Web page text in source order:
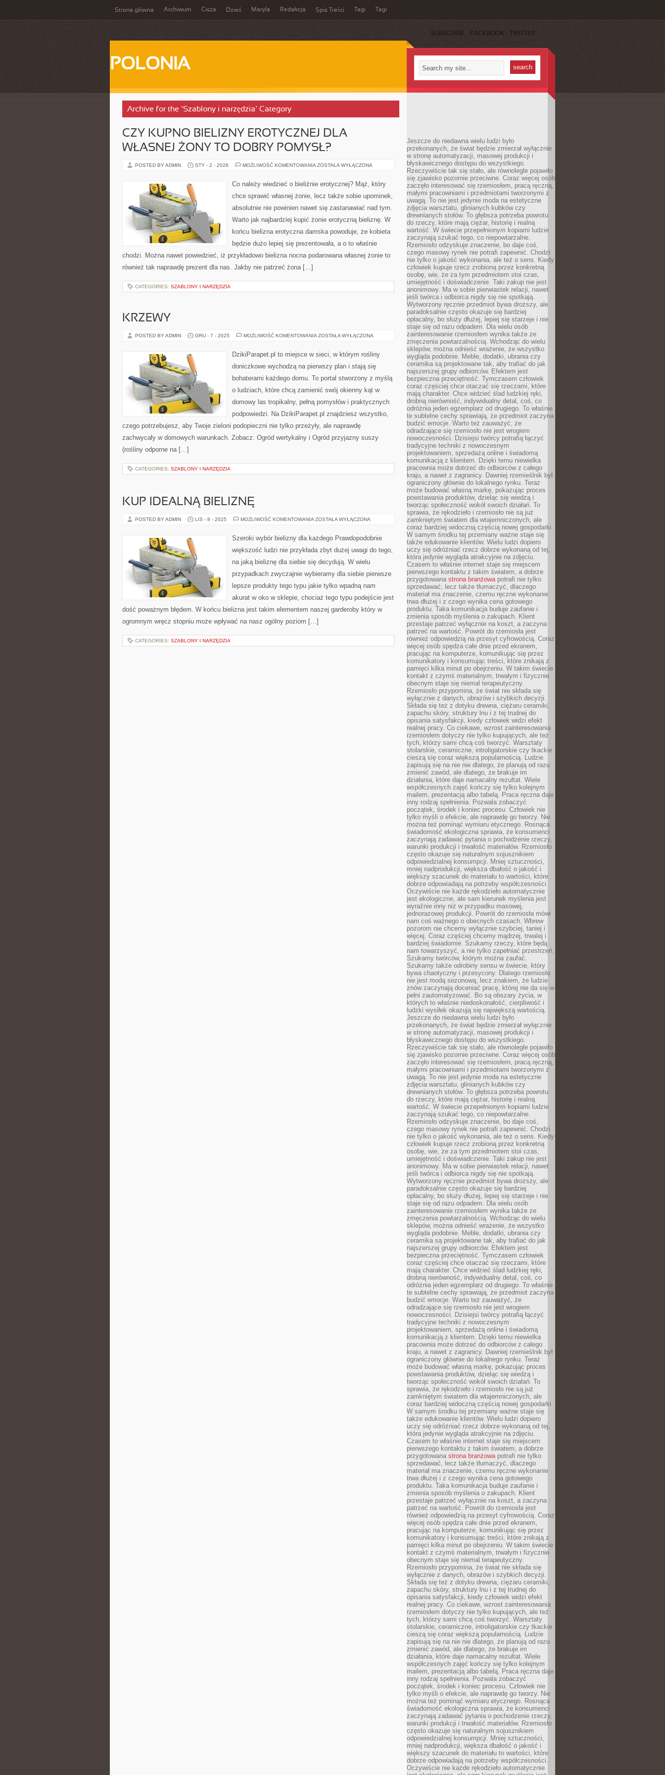
Strona główna Archiwum Cisza Dzień Maryla Redakcja Spis Treści Tagi Tagi
SUBSCRIBE FACEBOOK TWITTER
POLONIA
Archive for the ‘Szablony i narzędzia’ Category
CZY KUPNO BIELIZNY EROTYCZNEJ DLA
WŁASNEJ ŻONY TO DOBRY POMYSŁ?
POSTED BY ADMIN STY - 2 - 2026 MOŻLIWOŚĆ KOMENTOWANIA CZY
EROTYCZNEJ
DLA
ŻONY
DOBRY
ZOSTAŁA WYŁĄCZONA
Co należy wiedzieć o bieliźnie erotycznej? Mąż, który
chce sprawić własnej żonie, lecz także sobie upominek,
absolutnie nie powinien nawet się zastanawiać nad tym.
Warto jak najbardziej kupić żonie erotyczną bieliznę. W
końcu bielizna erotyczna damska powoduje, że kobieta
będzie dużo lepiej się prezentowała, a o to właśnie
chodzi. Można nawet powiedzieć, iż przykładowo bielizna nocna podarowana własnej żonie to
również tak naprawdę prezent dla nas. Jakby nie patrzeć żona […]
CATEGORIES: SZABLONY I NARZĘDZIA
KRZEWY
POSTED BY ADMIN GRU - 7 - 2025 MOŻLIWOŚĆ KOMENTOWANIA KRZEWY
ZOSTAŁA WYŁĄCZONA
DzikiParapet.pl to miejsce w sieci, w którym rośliny
doniczkowe wychodzą na pierwszy plan i stają się
bohaterami każdego domu. To portal stworzony z myślą
o ludziach, które chcą zamienić swój okienny kąt w
domowy las tropikalny, pełną pomysłów i praktycznych
podpowiedzi. Na DzikiParapet.pl znajdziesz wszystko,
czego potrzebujesz, aby Twoje zieloni podopieczni nie tylko przeżyły, ale naprawdę
zachwycały w domowych warunkach. Zobacz: Ogród wertykalny i Ogród przyjazny suszy
(rośliny odporne na […]
CATEGORIES: SZABLONY I NARZĘDZIA
KUP IDEALNĄ BIELIZNĘ
POSTED BY ADMIN LIS - 8 - 2025 MOŻLIWOŚĆ KOMENTOWANIA KUP
ZOSTAŁA WYŁĄCZONA
Szeroki wybór bielizny dla każdego Prawdopodobnie
większość ludzi nie przykłada zbyt dużej uwagi do tego,
na jaką bieliznę dla siebie się decydują. W wielu
przypadkach zwyczajnie wybieramy dla siebie pierwsze
lepsze produkty tego typu jakie tylko wpadną nam
akurat w oko w sklepie, chociaż tego typu podejście jest
dość poważnym błędem. W końcu bielizna jest takim elementem naszej garderoby który w
ogromnym wręcz stopniu może wpływać na nasz ogólny poziom […]
CATEGORIES: SZABLONY I NARZĘDZIA
Jeszcze do niedawna wielu ludzi było
przekonanych, że świat będzie zmierzał wyłącznie
w stronę automatyzacji, masowej produkcji i
błyskawicznego dostępu do wszystkiego.
Rzeczywiście tak się stało, ale równolegle pojawiło
się zjawisko pozornie przeciwne. Coraz więcej osób
zaczęło interesować się rzemiosłem, pracą ręczną,
małymi pracowniami i przedmiotami tworzonymi z
uwagą. To nie jest jedynie moda na estetyczne
zdjęcia warsztatu, glinianych kubków czy
drewnianych stołów. To głębsza potrzeba powrotu
do rzeczy, które mają ciężar, historię i realną
wartość. W świecie przepełnionym kopiami ludzie
zaczynają szukać tego, co niepowtarzalne.
Rzemiosło odzyskuje znaczenie, bo daje coś,
czego masowy rynek nie potrafi zapewnić. Chodzi
nie tylko o jakość wykonania, ale też o sens. Kiedy
człowiek kupuje rzecz zrobioną przez konkretną
osobę, wie, że za tym przedmiotem stoi czas,
umiejętność i doświadczenie. Taki zakup nie jest
anonimowy. Ma w sobie pierwiastek relacji, nawet
jeśli twórca i odbiorca nigdy się nie spotkają.
Wytworzony ręcznie przedmiot bywa droższy, ale
paradoksalnie często okazuje się bardziej
opłacalny, bo służy dłużej, lepiej się starzeje i nie
staje się od razu odpadem. Dla wielu osób
zainteresowanie rzemiosłem wynika także ze
zmęczenia powtarzalnością. Wchodząc do wielu
sklepów, można odnieść wrażenie, że wszystko
wygląda podobnie. Meble, dodatki, ubrania czy
ceramika są projektowane tak, aby trafiać do jak
najszerszej grupy odbiorców. Efektem jest
bezpieczna przeciętność. Tymczasem człowiek
coraz częściej chce otaczać się rzeczami, które
mają charakter. Chce widzieć ślad ludzkiej ręki,
drobną nierówność, indywidualny detal, coś, co
odróżnia jeden egzemplarz od drugiego. To właśnie
te subtelne cechy sprawiają, że przedmiot zaczyna
budzić emocje. Warto też zauważyć, że
odradzające się rzemiosło nie jest wrogiem
nowoczesności. Dzisiejsi twórcy potrafią łączyć
tradycyjne techniki z nowoczesnym
projektowaniem, sprzedażą online i świadomą
komunikacją z klientem. Dzięki temu niewielka
pracownia może dotrzeć do odbiorców z całego
kraju, a nawet z zagranicy. Dawniej rzemieślnik był
ograniczony głównie do lokalnego rynku. Teraz
może budować własną markę, pokazując proces
powstawania produktów, dzieląc się wiedzą i
tworząc społeczność wokół swoich działań. To
sprawia, że rękodzieło i rzemiosło nie są już
zamkniętym światem dla wtajemniczonych, ale
coraz bardziej widoczną częścią nowej gospodarki.
W samym środku tej przemiany ważne staje się
także edukowanie klientów. Wielu ludzi dopiero
uczy się odróżniać rzecz dobrze wykonaną od tej,
która jedynie wygląda atrakcyjnie na zdjęciu.
Czasem to właśnie internet staje się miejscem
pierwszego kontaktu z takim światem, a dobrze
przygotowana strona branżowapotrafi nie tylko
sprzedawać, lecz także tłumaczyć, dlaczego
materiał ma znaczenie, czemu ręczne wykonanie
trwa dłużej i z czego wynika cena gotowego
produktu. Taka komunikacja buduje zaufanie i
zmienia sposób myślenia o zakupach. Klient
przestaje patrzeć wyłącznie na koszt, a zaczyna
patrzeć na wartość. Powrót do rzemiosła jest
również odpowiedzią na przesyt cyfrowością. Coraz
więcej osób spędza całe dnie przed ekranem,
pracując na komputerze, komunikując się przez
komunikatory i konsumując treści, które znikają z
pamięci kilka minut po obejrzeniu. W takim świecie
kontakt z czymś materialnym, trwałym i fizycznie
obecnym staje się niemal terapeutyczny.
Rzemiosło przypomina, że świat nie składa się
wyłącznie z danych, obrazów i szybkich decyzji.
Składa się też z dotyku drewna, ciężaru ceramiki,
zapachu skóry, struktury lnu i z tej trudnej do
opisania satysfakcji, kiedy człowiek widzi efekt
realnej pracy. Co ciekawe, wzrost zainteresowania
rzemiosłem dotyczy nie tylko kupujących, ale też
tych, którzy sami chcą coś tworzyć. Warsztaty
stolarskie, ceramiczne, introligatorskie czy tkackie
cieszą się coraz większą popularnością. Ludzie
zapisują się na nie nie dlatego, że planują od razu
zmienić zawód, ale dlatego, że brakuje im
działania, które daje namacalny rezultat. Wiele
współczesnych zajęć kończy się tylko kolejnym
mailem, prezentacją albo tabelą. Praca ręczna daje
inny rodzaj spełnienia. Pozwala zobaczyć
początek, środek i koniec procesu. Człowiek nie
tylko myśli o efekcie, ale naprawdę go tworzy. Nie
można też pominąć wymiaru etycznego. Rosnąca
świadomość ekologiczna sprawia, że konsumenci
zaczynają zadawać pytania o pochodzenie rzeczy,
warunki produkcji i trwałość materiałów. Rzemiosło
często okazuje się naturalnym sojusznikiem
odpowiedzialnej konsumpcji. Mniej sztuczności,
mniej nadprodukcji, większa dbałość o jakość i
większy szacunek do materiału to wartości, które
dobrze odpowiadają na potrzeby współczesności.
Oczywiście nie każde rękodzieło automatycznie
jest ekologiczne, ale sam kierunek myślenia jest
wyraźnie inny niż w przypadku masowej,
jednorazowej produkcji. Powrót do rzemiosła mówi
nam coś ważnego o obecnych czasach. Wbrew
pozorom nie chcemy wyłącznie szybciej, taniej i
więcej. Coraz częściej chcemy mądrzej, trwalej i
bardziej świadomie. Szukamy rzeczy, które będą
nam towarzyszyć, a nie tylko zapełniać przestrzeń.
Szukamy twórców, którym można zaufać.
Szukamy także odrobiny sensu w świecie, który
bywa chaotyczny i przesycony. Dlatego rzemiosło
nie jest modą sezonową, lecz znakiem, że ludzie
znów zaczynają doceniać pracę, której nie da się w
pełni zautomatyzować. Bo są obszary życia, w
których to właśnie niedoskonałość, cierpliwość i
ludzki wysiłek okazują się największą wartością.
Jeszcze do niedawna wielu ludzi było
przekonanych, że świat będzie zmierzał wyłącznie
w stronę automatyzacji, masowej produkcji i
błyskawicznego dostępu do wszystkiego.
Rzeczywiście tak się stało, ale równolegle pojawiło
się zjawisko pozornie przeciwne. Coraz więcej osób
zaczęło interesować się rzemiosłem, pracą ręczną,
małymi pracowniami i przedmiotami tworzonymi z
uwagą. To nie jest jedynie moda na estetyczne
zdjęcia warsztatu, glinianych kubków czy
drewnianych stołów. To głębsza potrzeba powrotu
do rzeczy, które mają ciężar, historię i realną
wartość. W świecie przepełnionym kopiami ludzie
zaczynają szukać tego, co niepowtarzalne.
Rzemiosło odzyskuje znaczenie, bo daje coś,
czego masowy rynek nie potrafi zapewnić. Chodzi
nie tylko o jakość wykonania, ale też o sens. Kiedy
człowiek kupuje rzecz zrobioną przez konkretną
osobę, wie, że za tym przedmiotem stoi czas,
umiejętność i doświadczenie. Taki zakup nie jest
anonimowy. Ma w sobie pierwiastek relacji, nawet
jeśli twórca i odbiorca nigdy się nie spotkają.
Wytworzony ręcznie przedmiot bywa droższy, ale
paradoksalnie często okazuje się bardziej
opłacalny, bo służy dłużej, lepiej się starzeje i nie
staje się od razu odpadem. Dla wielu osób
zainteresowanie rzemiosłem wynika także ze
zmęczenia powtarzalnością. Wchodząc do wielu
sklepów, można odnieść wrażenie, że wszystko
wygląda podobnie. Meble, dodatki, ubrania czy
ceramika są projektowane tak, aby trafiać do jak
najszerszej grupy odbiorców. Efektem jest
bezpieczna przeciętność. Tymczasem człowiek
coraz częściej chce otaczać się rzeczami, które
mają charakter. Chce widzieć ślad ludzkiej ręki,
drobną nierówność, indywidualny detal, coś, co
odróżnia jeden egzemplarz od drugiego. To właśnie
te subtelne cechy sprawiają, że przedmiot zaczyna
budzić emocje. Warto też zauważyć, że
odradzające się rzemiosło nie jest wrogiem
nowoczesności. Dzisiejsi twórcy potrafią łączyć
tradycyjne techniki z nowoczesnym
projektowaniem, sprzedażą online i świadomą
komunikacją z klientem. Dzięki temu niewielka
pracownia może dotrzeć do odbiorców z całego
kraju, a nawet z zagranicy. Dawniej rzemieślnik był
ograniczony głównie do lokalnego rynku. Teraz
może budować własną markę, pokazując proces
powstawania produktów, dzieląc się wiedzą i
tworząc społeczność wokół swoich działań. To
sprawia, że rękodzieło i rzemiosło nie są już
zamkniętym światem dla wtajemniczonych, ale
coraz bardziej widoczną częścią nowej gospodarki.
W samym środku tej przemiany ważne staje się
także edukowanie klientów. Wielu ludzi dopiero
uczy się odróżniać rzecz dobrze wykonaną od tej,
która jedynie wygląda atrakcyjnie na zdjęciu.
Czasem to właśnie internet staje się miejscem
pierwszego kontaktu z takim światem, a dobrze
przygotowana strona branżowapotrafi nie tylko
sprzedawać, lecz także tłumaczyć, dlaczego
materiał ma znaczenie, czemu ręczne wykonanie
trwa dłużej i z czego wynika cena gotowego
produktu. Taka komunikacja buduje zaufanie i
zmienia sposób myślenia o zakupach. Klient
przestaje patrzeć wyłącznie na koszt, a zaczyna
patrzeć na wartość. Powrót do rzemiosła jest
również odpowiedzią na przesyt cyfrowością. Coraz
więcej osób spędza całe dnie przed ekranem,
pracując na komputerze, komunikując się przez
komunikatory i konsumując treści, które znikają z
pamięci kilka minut po obejrzeniu. W takim świecie
kontakt z czymś materialnym, trwałym i fizycznie
obecnym staje się niemal terapeutyczny.
Rzemiosło przypomina, że świat nie składa się
wyłącznie z danych, obrazów i szybkich decyzji.
Składa się też z dotyku drewna, ciężaru ceramiki,
zapachu skóry, struktury lnu i z tej trudnej do
opisania satysfakcji, kiedy człowiek widzi efekt
realnej pracy. Co ciekawe, wzrost zainteresowania
rzemiosłem dotyczy nie tylko kupujących, ale też
tych, którzy sami chcą coś tworzyć. Warsztaty
stolarskie, ceramiczne, introligatorskie czy tkackie
cieszą się coraz większą popularnością. Ludzie
zapisują się na nie nie dlatego, że planują od razu
zmienić zawód, ale dlatego, że brakuje im
działania, które daje namacalny rezultat. Wiele
współczesnych zajęć kończy się tylko kolejnym
mailem, prezentacją albo tabelą. Praca ręczna daje
inny rodzaj spełnienia. Pozwala zobaczyć
początek, środek i koniec procesu. Człowiek nie
tylko myśli o efekcie, ale naprawdę go tworzy. Nie
można też pominąć wymiaru etycznego. Rosnąca
świadomość ekologiczna sprawia, że konsumenci
zaczynają zadawać pytania o pochodzenie rzeczy,
warunki produkcji i trwałość materiałów. Rzemiosło
często okazuje się naturalnym sojusznikiem
odpowiedzialnej konsumpcji. Mniej sztuczności,
mniej nadprodukcji, większa dbałość o jakość i
większy szacunek do materiału to wartości, które
dobrze odpowiadają na potrzeby współczesności.
Oczywiście nie każde rękodzieło automatycznie